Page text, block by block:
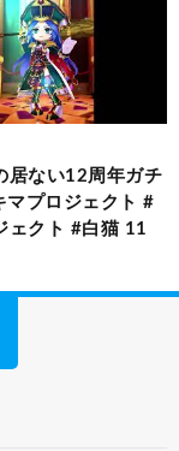
居ない12周年ガチ
マプロジェクト #
ェクト #白猫 11